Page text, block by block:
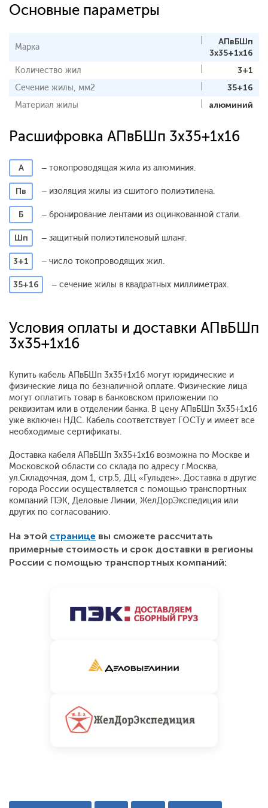
Основные параметры
Марка
АПвБШп
3x35+1x16
Количество жил
3+1
Сечение жилы, мм2
35+16
Материал жилы
алюминий
Расшифровка АПвБШп 3x35+1x16
А – токопроводящая жила из алюминия.
Пв – изоляция жилы из сшитого полиэтилена.
Б – бронирование лентами из оцинкованной стали.
Шп – защитный полиэтиленовый шланг.
3+1 – число токопроводящих жил.
35+16 – сечение жилы в квадратных миллиметрах.
Условия оплаты и доставки АПвБШп
3x35+1x16
Купить кабель АПвБШп 3x35+1x16 могут юридические и
физические лица по безналичной оплате. Физические лица
могут оплатить товар в банковском приложении по
реквизитам или в отделении банка. В цену АПвБШп 3x35+1x16
уже включен НДС. Кабель соответствует ГОСТу и имеет все
необходимые сертификаты.
Доставка кабеля АПвБШп 3x35+1x16 возможна по Москве и
Московской области со склада по адресу г.Москва,
ул.Складочная, дом 1, стр.5, ДЦ «Гульден». Доставка в другие
города России осуществляется с помощью транспортных
компаний ПЭК, Деловые Линии, ЖелДорЭкспедиция или
других по согласованию.
На этой странице вы сможете рассчитать
примерные стоимость и срок доставки в регионы
России с помощью транспортных компаний: